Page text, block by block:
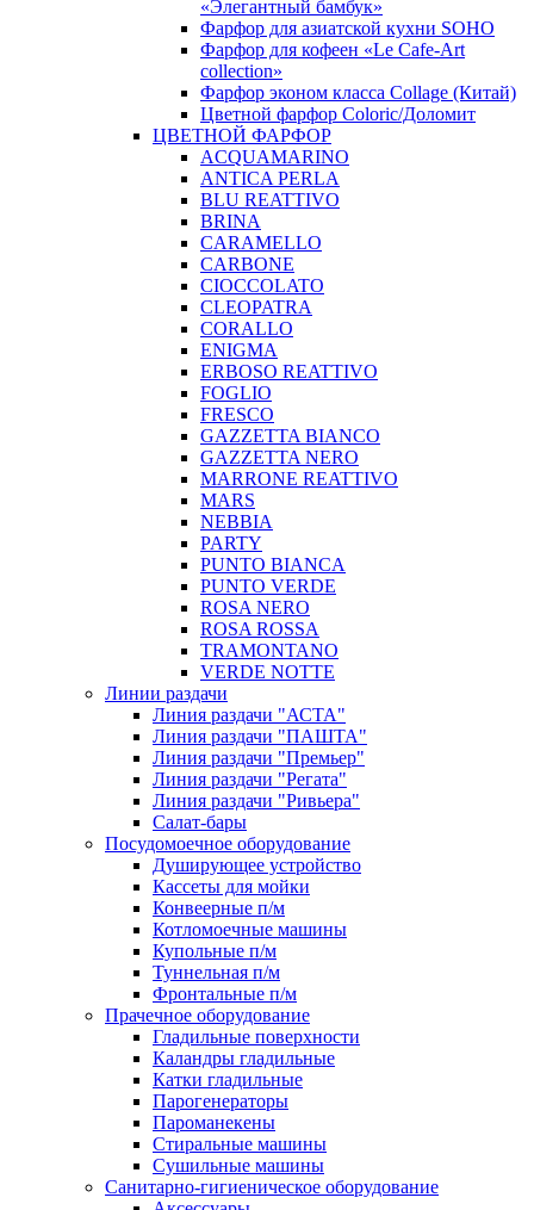
«Элегантный бамбук»
Фарфор для азиатской кухни SOHO
Фарфор для кофеен «Le Cafe-Art
collection»
Фарфор эконом класса Collage (Китай)
Цветной фарфор Coloric/Доломит
ЦВЕТНОЙ ФАРФОР
ACQUAMARINO
ANTICA PERLA
BLU REATTIVO
BRINA
CARAMELLO
CARBONE
CIOCCOLATO
CLEOPATRA
CORALLO
ENIGMA
ERBOSO REATTIVO
FOGLIO
FRESCO
GAZZETTA BIANCO
GAZZETTA NERO
MARRONE REATTIVO
MARS
NEBBIA
PARTY
PUNTO BIANCA
PUNTO VERDE
ROSA NERO
ROSA ROSSA
TRAMONTANO
VERDE NOTTE
Линии раздачи
Линия раздачи "АСТА"
Линия раздачи "ПАШТА"
Линия раздачи "Премьер"
Линия раздачи "Регата"
Линия раздачи "Ривьера"
Салат-бары
Посудомоечное оборудование
Душирующее устройство
Кассеты для мойки
Конвеерные п/м
Котломоечные машины
Купольные п/м
Туннельная п/м
Фронтальные п/м
Прачечное оборудование
Гладильные поверхности
Каландры гладильные
Катки гладильные
Парогенераторы
Пароманекены
Стиральные машины
Сушильные машины
Санитарно-гигиеническое оборудование